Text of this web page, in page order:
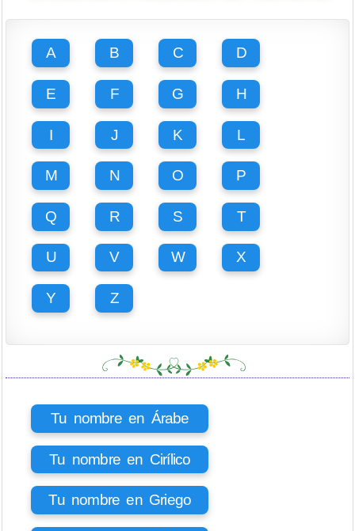
A B C D
E F G H
I J K L
M N O P
Q R S T
U V W X
Y Z
Tu nombre en Árabe
Tu nombre en Cirílico
Tu nombre en Griego